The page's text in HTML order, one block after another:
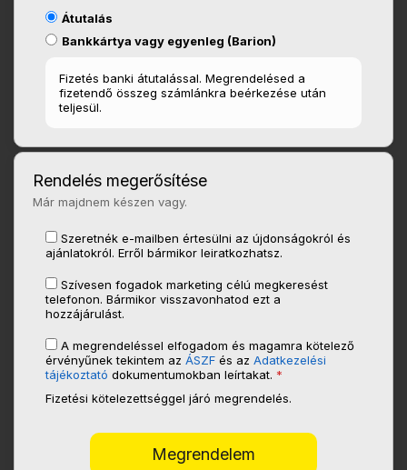
Átutalás
Bankkártya vagy egyenleg (Barion)
Fizetés banki átutalással. Megrendelésed a
fizetendő összeg számlánkra beérkezése után
teljesül.
Rendelés megerősítése
Már majdnem készen vagy.
Szeretnék e-mailben értesülni az újdonságokról és
ajánlatokról. Erről bármikor leiratkozhatsz.
Szívesen fogadok marketing célú megkeresést
telefonon. Bármikor visszavonhatod ezt a
hozzájárulást.
A megrendeléssel elfogadom és magamra kötelező
érvényűnek tekintem azÁSZF és azAdatkezelési
tájékoztató dokumentumokban leírtakat. *
Fizetési kötelezettséggel járó megrendelés.